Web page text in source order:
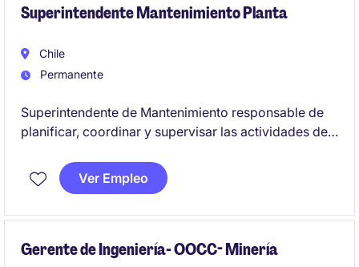
Superintendente Mantenimiento Planta
Chile
Permanente
Superintendente de Mantenimiento responsable de
planificar, coordinar y supervisar las actividades de
la operatividad de los equipos y la continuidad de las
operaciones. Se busca un perfil con experiencia en el
Ver Empleo
Gerente de Ingeniería- OOCC- Minería